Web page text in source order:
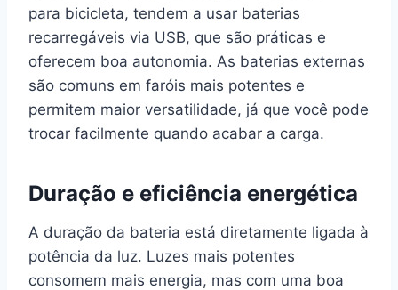
para bicicleta, tendem a usar baterias
recarregáveis via USB, que são práticas e
oferecem boa autonomia. As baterias externas
são comuns em faróis mais potentes e
permitem maior versatilidade, já que você pode
trocar facilmente quando acabar a carga.
Duração e eficiência energética
A duração da bateria está diretamente ligada à
potência da luz. Luzes mais potentes
consomem mais energia, mas com uma boa